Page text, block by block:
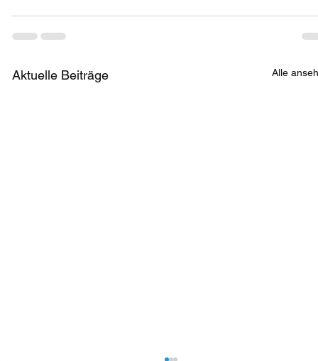
Aktuelle Beiträge Alle